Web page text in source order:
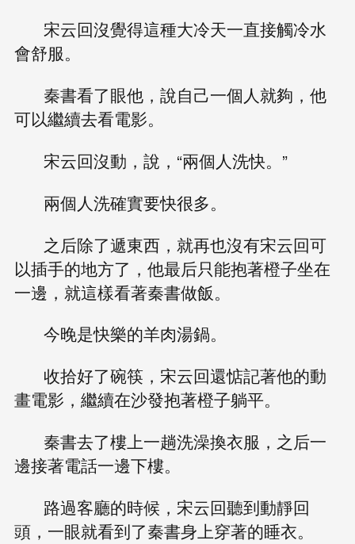
宋云回沒覺得這種大冷天一直接觸冷水
會舒服。
秦書看了眼他，說自己一個人就夠，他
可以繼續去看電影。
宋云回沒動，說，“兩個人洗快。”
兩個人洗確實要快很多。
之后除了遞東西，就再也沒有宋云回可
以插手的地方了，他最后只能抱著橙子坐在
一邊，就這樣看著秦書做飯。
今晚是快樂的羊肉湯鍋。
收拾好了碗筷，宋云回還惦記著他的動
畫電影，繼續在沙發抱著橙子躺平。
秦書去了樓上一趟洗澡換衣服，之后一
邊接著電話一邊下樓。
路過客廳的時候，宋云回聽到動靜回
頭，一眼就看到了秦書身上穿著的睡衣。